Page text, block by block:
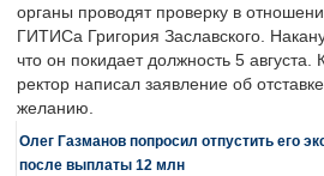
органы проводят проверку в
ГИТИСа Григория Заславского.
что он покидает должность 5 августа.
ректор написал заявление об
желанию.
Олег Газманов попросил отпустить его
после выплаты 12 млн